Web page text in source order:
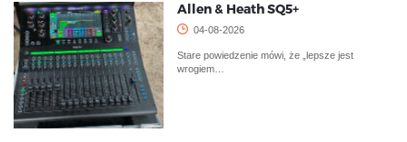
Allen & Heath SQ5+
04-08-2026
Stare powiedzenie mówi, że „lepsze jest
wrogiem…